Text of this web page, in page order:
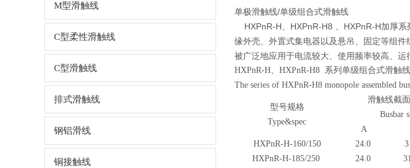
M型滑触线
C型柔性滑触线
C型滑触线
排式滑触线
钢铝滑线
铜接触线
单极滑触线/单级组合式滑触线
HXPnR-H、HXPnR-H8 、HXPnR-H加厚系
缘外壳、外置式集电器以及悬吊、固定等组
被广泛地应用于电流较大、使用频率较高、运
HXPnR-H、HXPnR-H8 系列单级组合式滑触线
The series of HXPnR-H8 monopole assembled
型号规格
Type&spec
滑触线截
Busbar
A
HXPnR-H-160/150
24.0
HXPnR-H-185/250
24.0